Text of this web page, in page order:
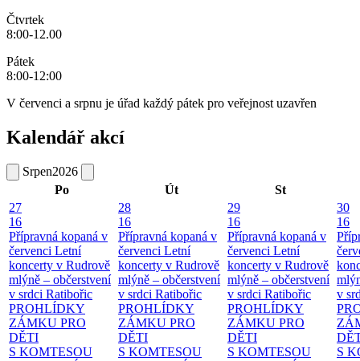
Čtvrtek
8:00-12.00
Pátek
8:00-12:00
V červenci a srpnu je úřad každý pátek pro veřejnost uzavřen
Kalendář akcí
Srpen2026
Po
Út
St
27
16
Přípravná kopaná v
červenci Letní
koncerty v Rudrově
mlýně – občerstvení
v srdci Ratibořic
PROHLÍDKY
ZÁMKU PRO
DĚTI
S KOMTESOU
28
16
Přípravná kopaná v
červenci Letní
koncerty v Rudrově
mlýně – občerstvení
v srdci Ratibořic
PROHLÍDKY
ZÁMKU PRO
DĚTI
S KOMTESOU
29
16
Přípravná kopaná v
červenci Letní
koncerty v Rudrově
mlýně – občerstvení
v srdci Ratibořic
PROHLÍDKY
ZÁMKU PRO
DĚTI
S KOMTESOU
30
16
v
S